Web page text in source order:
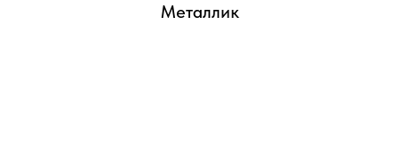
Металлик